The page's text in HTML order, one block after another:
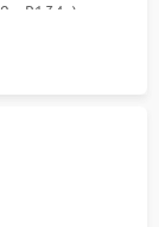
R134a) по
в системе.